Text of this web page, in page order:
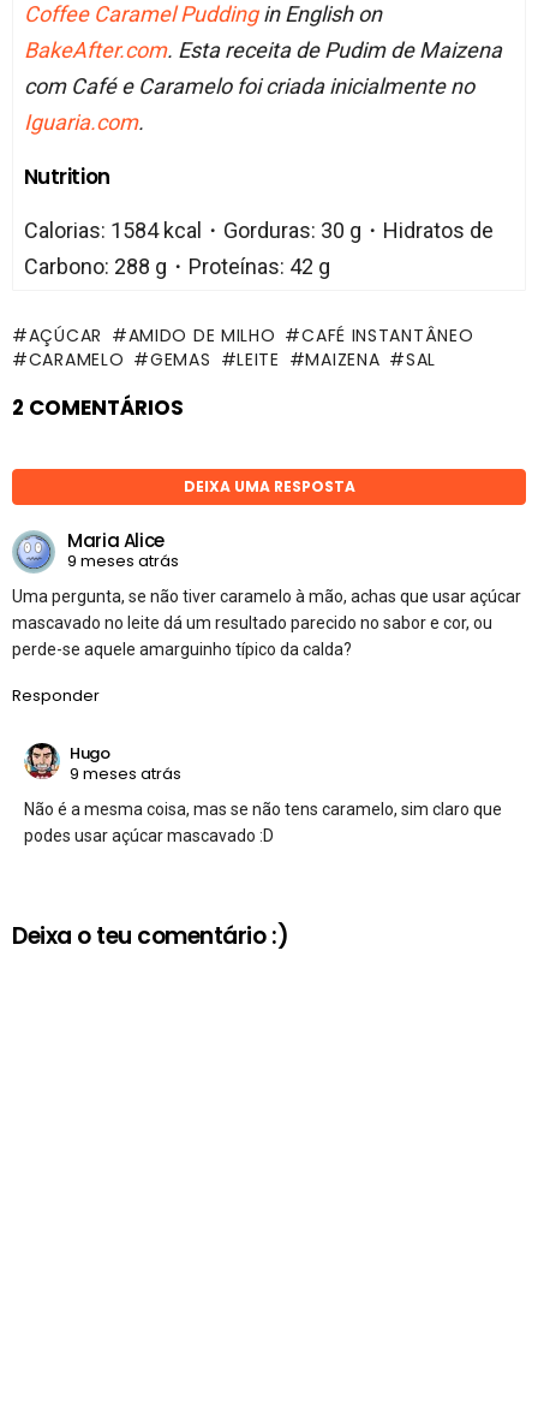
Coffee Caramel Puddingin English on
BakeAfter.com. Esta receita de Pudim de Maizena
com Café e Caramelo foi criada inicialmente no
Iguaria.com.
Nutrition
Calorias: 1584 kcal・Gorduras: 30 g・Hidratos de
Carbono: 288 g・Proteínas: 42 g
AÇÚCAR AMIDO DE MILHO
CAFÉ INSTANTÂNEO
CARAMELO
GEMAS LEITE MAIZENA SAL
2 COMENTÁRIOS
DEIXA UMA RESPOSTA
Maria Alice
9 meses atrás
Uma pergunta, se não tiver caramelo à mão, achas que usar açúcar
mascavado no leite dá um resultado parecido no sabor e cor, ou
perde-se aquele amarguinho típico da calda?
Responder
Hugo
9 meses atrás
Não é a mesma coisa, mas se não tens caramelo, sim claro que
podes usar açúcar mascavado :D
Deixa o teu comentário :)